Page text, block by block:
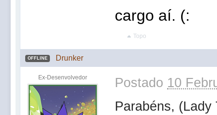
cargo aí. (:
Topo
OFFLINE Drunker
Ex-Desenvolvedor Postado 10
Parabéns, (Lady